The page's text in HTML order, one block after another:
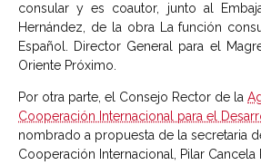
consular y es coautor, junto al
Hernández, de la obra La función
Español. Director General para el
Oriente Próximo.
Por otra parte, el Consejo Rector de la
Cooperación Internacional para el
nombrado a propuesta de la secretaria
Cooperación Internacional, Pilar